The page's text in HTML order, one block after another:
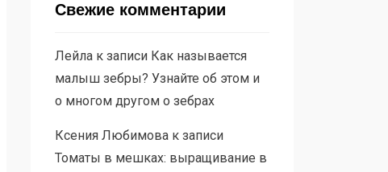
Свежие комментарии
Лейлак записи Как называется
малыш зебры? Узнайте об этом и
о многом другом о зебрах
Ксения Любимовак записи
Томаты в мешках: выращивание в